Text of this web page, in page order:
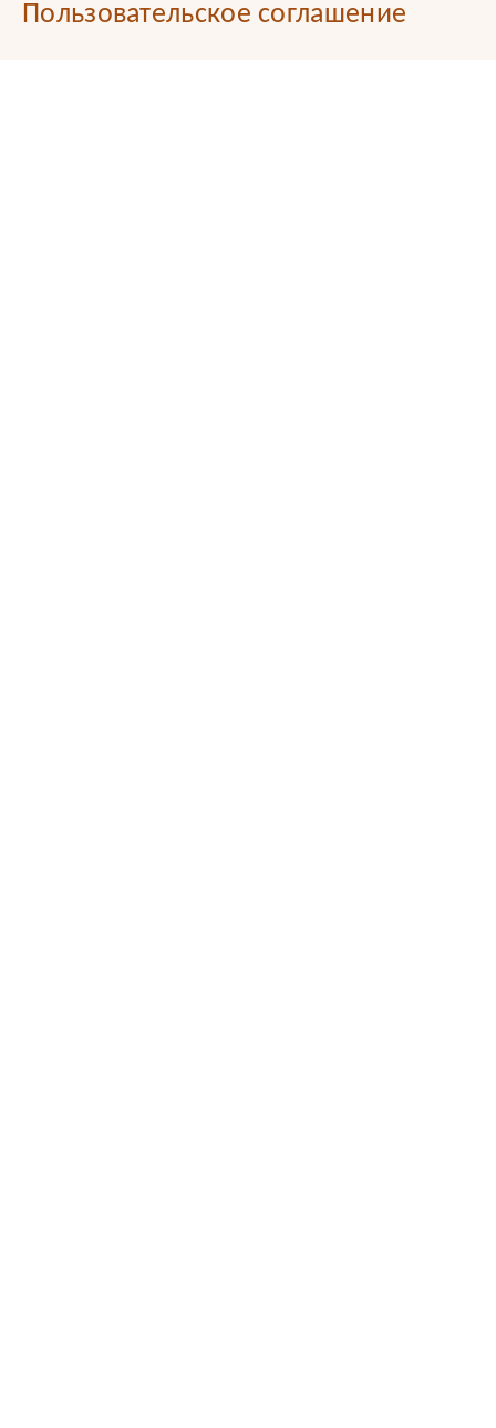
Пользовательское соглашение